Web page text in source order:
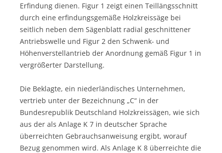
Erfindung dienen. Figur 1 zeigt einen Teillängsschnitt
durch eine erfindungsgemäße Holzkreissäge bei
seitlich neben dem Sägenblatt radial geschnittener
Antriebswelle und Figur 2 den Schwenk- und
Höhenverstellantrieb der Anordnung gemäß Figur 1 in
vergrößerter Darstellung.
Die Beklagte, ein niederländisches Unternehmen,
vertrieb unter der Bezeichnung „C“ in der
Bundesrepublik Deutschland Holzkreissägen, wie sich
aus der als Anlage K 7 in deutscher Sprache
überreichten Gebrauchsanweisung ergibt, worauf
Bezug genommen wird. Als Anlage K 8 überreichte die